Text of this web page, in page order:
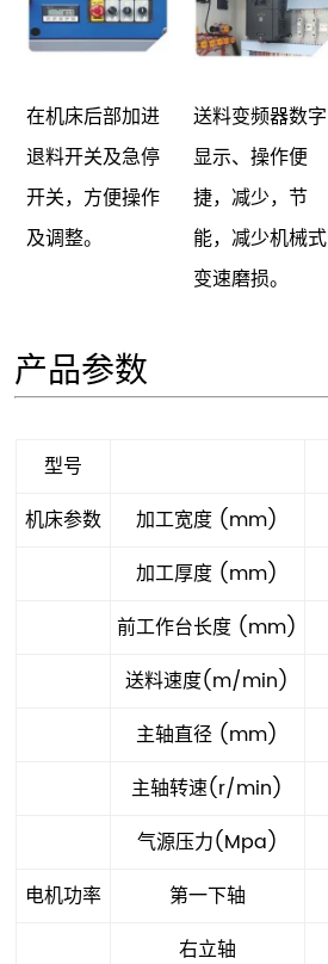
在机床后部加进
退料开关及急停
开关，方便操作
及调整。
送料变频器数字
显示、操作便
捷，减少，节
能，减少机械式
变速磨损。
产品参数
型号
机床参数
加工宽度 (mm)
加工厚度 (mm)
前工作台长度 (mm)
送料速度(m/min)
主轴直径 (mm)
主轴转速(r/min)
气源压力(Mpa)
电机功率
第一下轴
右立轴